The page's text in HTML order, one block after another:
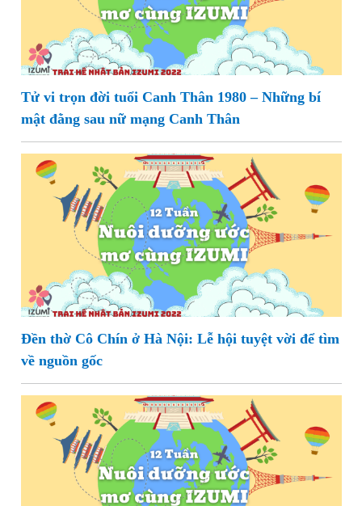
Tử vi trọn đời tuổi Canh Thân 1980 – Những bí
mật đằng sau nữ mạng Canh Thân
Đền thờ Cô Chín ở Hà Nội: Lễ hội tuyệt vời để tìm
về nguồn gốc